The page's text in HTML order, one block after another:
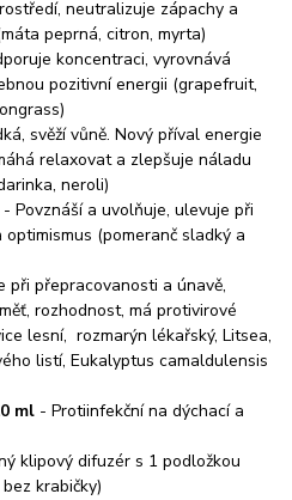
neutralizuje zápachy a
peprná, citron, myrta)
koncentraci, vyrovnává
pozitivní energii (grapefruit,
svěží vůně. Nový příval energie
relaxovat a zlepšuje náladu
neroli)
- Povznáší a uvolňuje, ulevuje při
(pomeranč sladký a
přepracovanosti a únavě,
rozhodnost, má protivirové
lesní, rozmarýn lékařský, Litsea,
listí, Eukalyptus camaldulensis
ml - Protiinfekční na dýchací a
klipový difuzér s 1 podložkou
krabičky)